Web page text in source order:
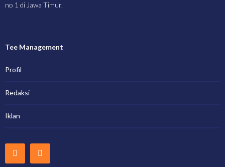
no 1 di Jawa Timur.
Tee Management
Profil
Redaksi
Iklan